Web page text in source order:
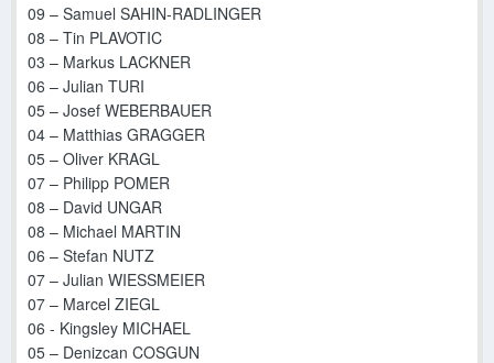
09 – Samuel SAHIN-RADLINGER
08 – Tin PLAVOTIC
03 – Markus LACKNER
06 – Julian TURI
05 – Josef WEBERBAUER
04 – Matthias GRAGGER
05 – Oliver KRAGL
07 – Philipp POMER
08 – David UNGAR
08 – Michael MARTIN
06 – Stefan NUTZ
07 – Julian WIESSMEIER
07 – Marcel ZIEGL
06 - Kingsley MICHAEL
05 – Denizcan COSGUN